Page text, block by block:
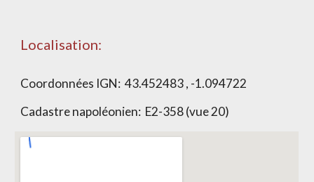
Localisation:
Coordonnées IGN:43.452483 , -1.094722
Cadastre napoléonien: E2-358 (vue 20)